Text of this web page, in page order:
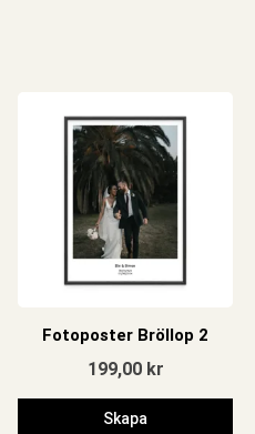
Fotoposter Bröllop 2
199,00 kr
Skapa